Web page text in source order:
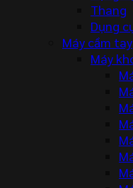
Thang
Dụng
Máy cầm tay
Máy